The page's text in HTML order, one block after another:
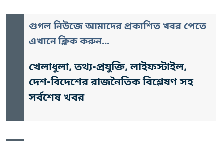
গুগল নিউজে আমাদের প্রকাশিত খবর পেতে
এখানে ক্লিক করুন...
খেলাধুলা, তথ্য-প্রযুক্তি, লাইফস্টাইল,
দেশ-বিদেশের রাজনৈতিক বিশ্লেষণ সহ
সর্বশেষ খবর